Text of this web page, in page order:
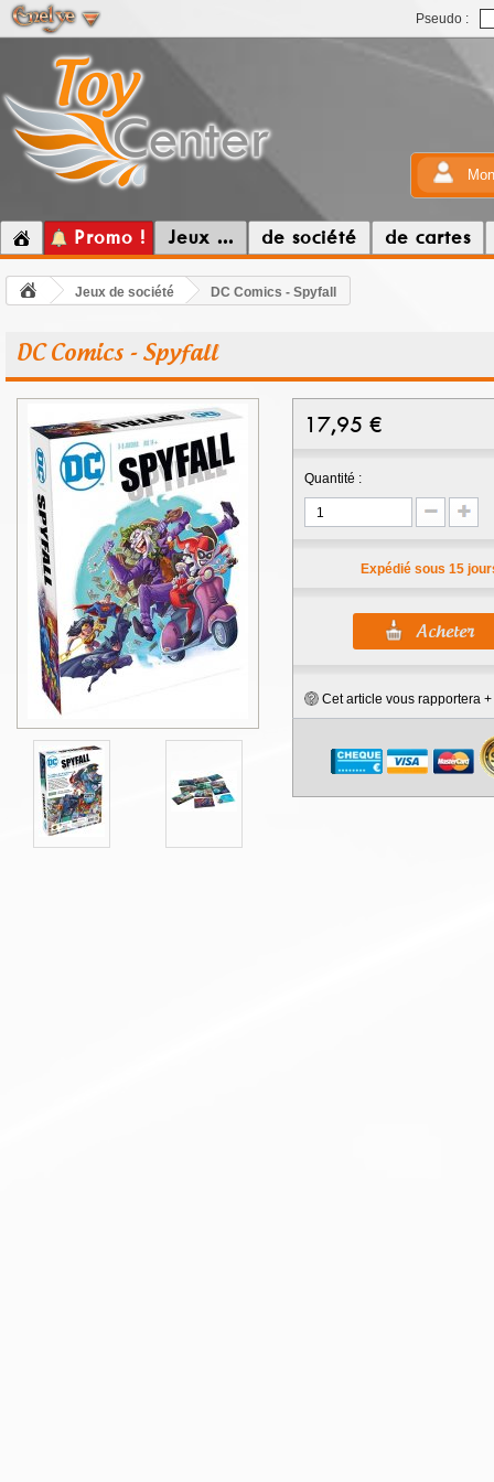
Pseudo :
Promo ! Jeux ... de société de cartes
Jeux de société DC Comics - Spyfall
DC Comics - Spyfall
17,95 €
Quantité :
Expédié sous 15
Cet article vous rapportera +